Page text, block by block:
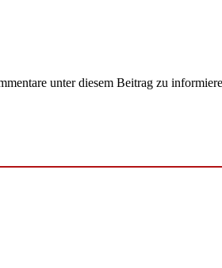
unter diesem Beitrag zu